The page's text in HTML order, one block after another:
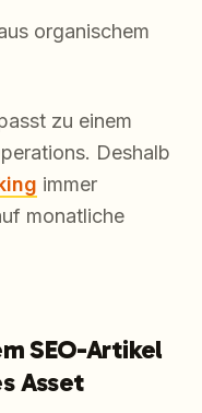
organischem
zu einem
Deshalb
immer
monatliche
SEO-Artikel
Asset